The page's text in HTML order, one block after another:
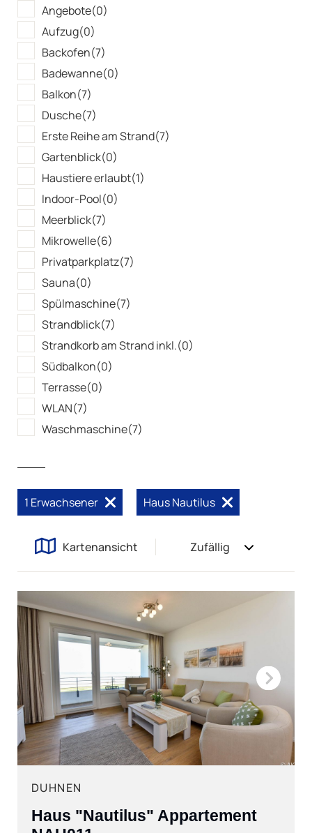
Angebote(0)
Aufzug(0)
Backofen(7)
Badewanne(0)
Balkon(7)
Dusche(7)
Erste Reihe am Strand(7)
Gartenblick(0)
Haustiere erlaubt(1)
Indoor-Pool(0)
Meerblick(7)
Mikrowelle(6)
Privatparkplatz(7)
Sauna(0)
Spülmaschine(7)
Strandblick(7)
Strandkorb am Strand inkl.(0)
Südbalkon(0)
Terrasse(0)
WLAN(7)
Waschmaschine(7)
Kartenansicht Zufällig
1 Erwachsener Haus Nautilus
Next
DUHNEN
Haus "Nautilus" Appartement